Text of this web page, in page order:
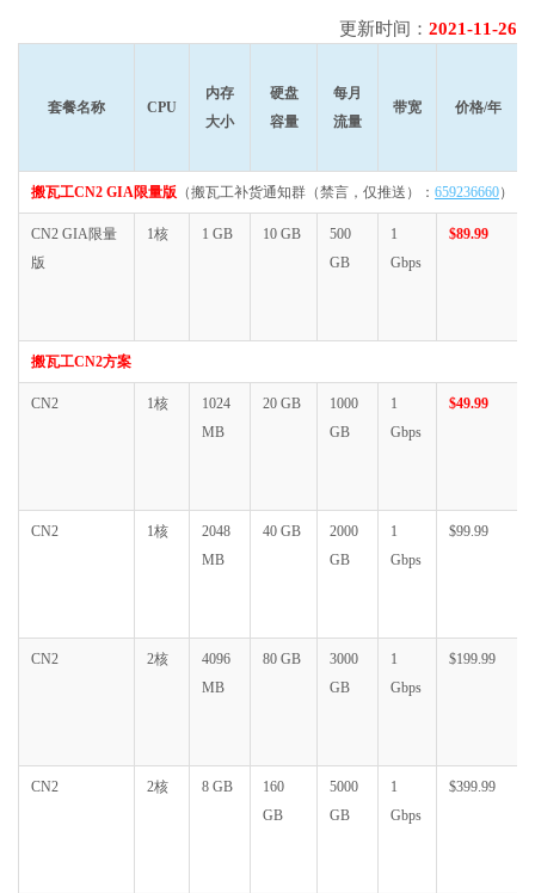
更新时间： 2021-11-26
套餐名称 CPU
内存
大小
硬盘
容量
每月
流量
带宽 价格/年
搬瓦工CN2 GIA限量版 （搬瓦工补货通知群（禁言，仅推送）： 659236660）
CN2 GIA限量
版
1核 1 GB 10 GB
500
GB
1
Gbps
$89.99
搬瓦工CN2方案
CN2 1核
1024
MB
20 GB
1000
GB
1
Gbps
$49.99
CN2 1核
2048
MB
40 GB
2000
GB
1
Gbps
$99.99
CN2 2核
4096
MB
80 GB
3000
GB
1
Gbps
$199.99
CN2 2核 8 GB
160
GB
5000
GB
1
Gbps
$399.99